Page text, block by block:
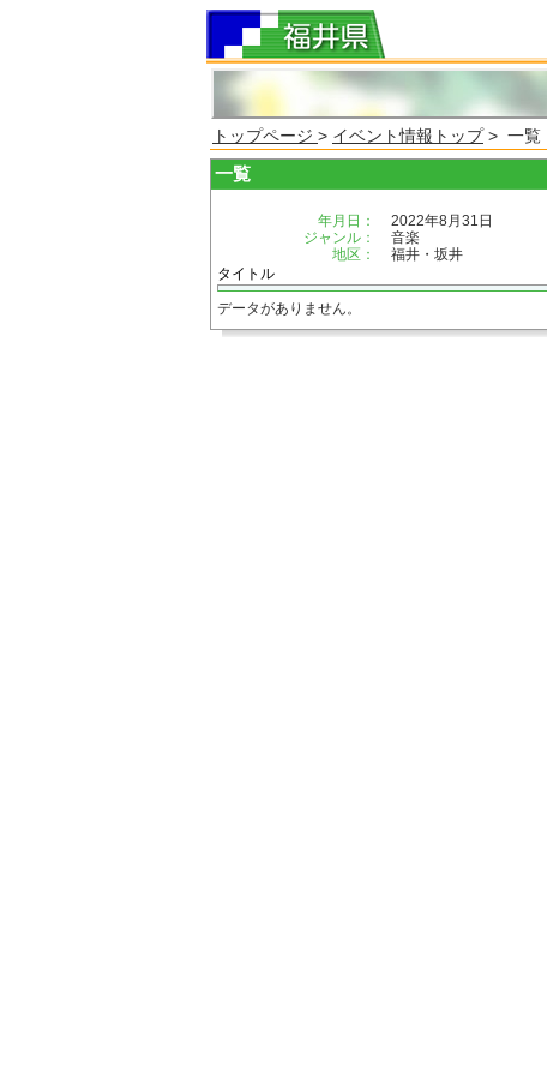
トップページ > イベント情報トップ> 一覧
一覧
年月日：
2022年8月31日
ジャンル：
音楽
地区：
福井・坂井
タイトル
データがありません。